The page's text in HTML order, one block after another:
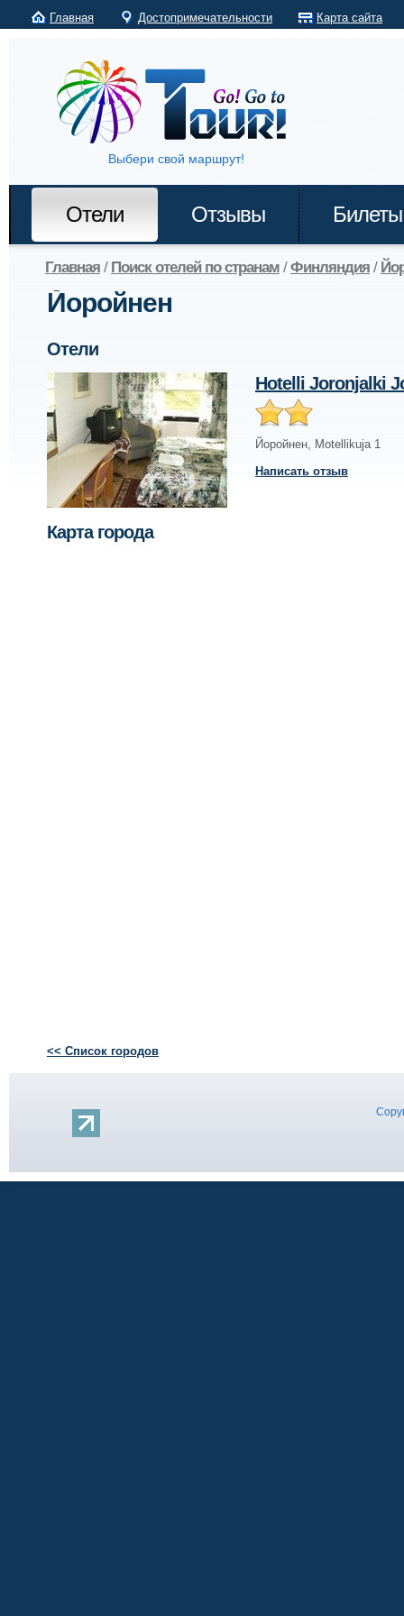
Главная Достопримечательности Карта сайта
Выбери свой маршрут!
Отели Отзывы Билеты
Главная / Поиск отелей по странам /Финляндия /
Йоройнен
Отели
Hotelli Joronjalki
Йоройнен, Motellikuja 1
Написать отзыв
Карта города
<< Список городов